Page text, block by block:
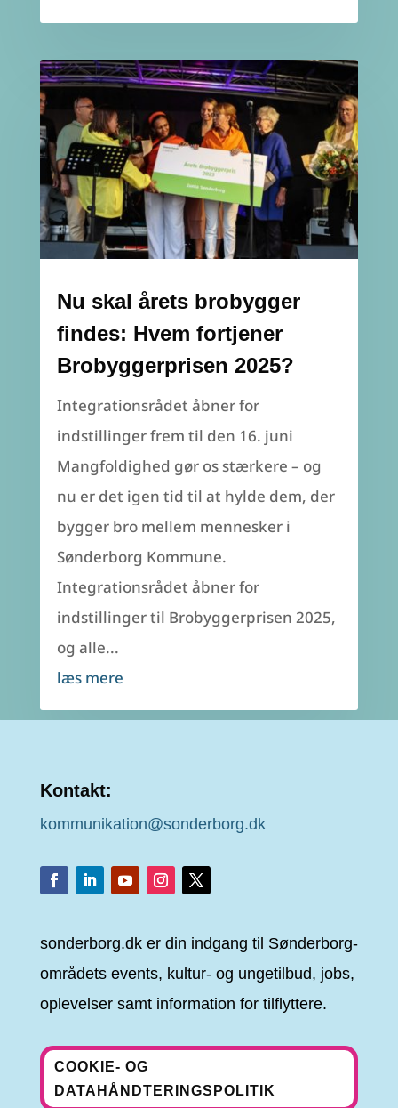
Nu skal årets brobygger
findes: Hvem fortjener
Brobyggerprisen 2025?
Integrationsrådet åbner for
indstillinger frem til den 16. juni
Mangfoldighed gør os stærkere – og
nu er det igen tid til at hylde dem, der
bygger bro mellem mennesker i
Sønderborg Kommune.
Integrationsrådet åbner for
indstillinger til Brobyggerprisen 2025,
og alle...
læs mere
Kontakt:
kommunikation@sonderborg.dk
sonderborg.dk er din indgang til Sønderborg-
områdets events, kultur- og ungetilbud, jobs,
oplevelser samt information for tilflyttere.
COOKIE- OG
DATAHÅNDTERINGSPOLITIK